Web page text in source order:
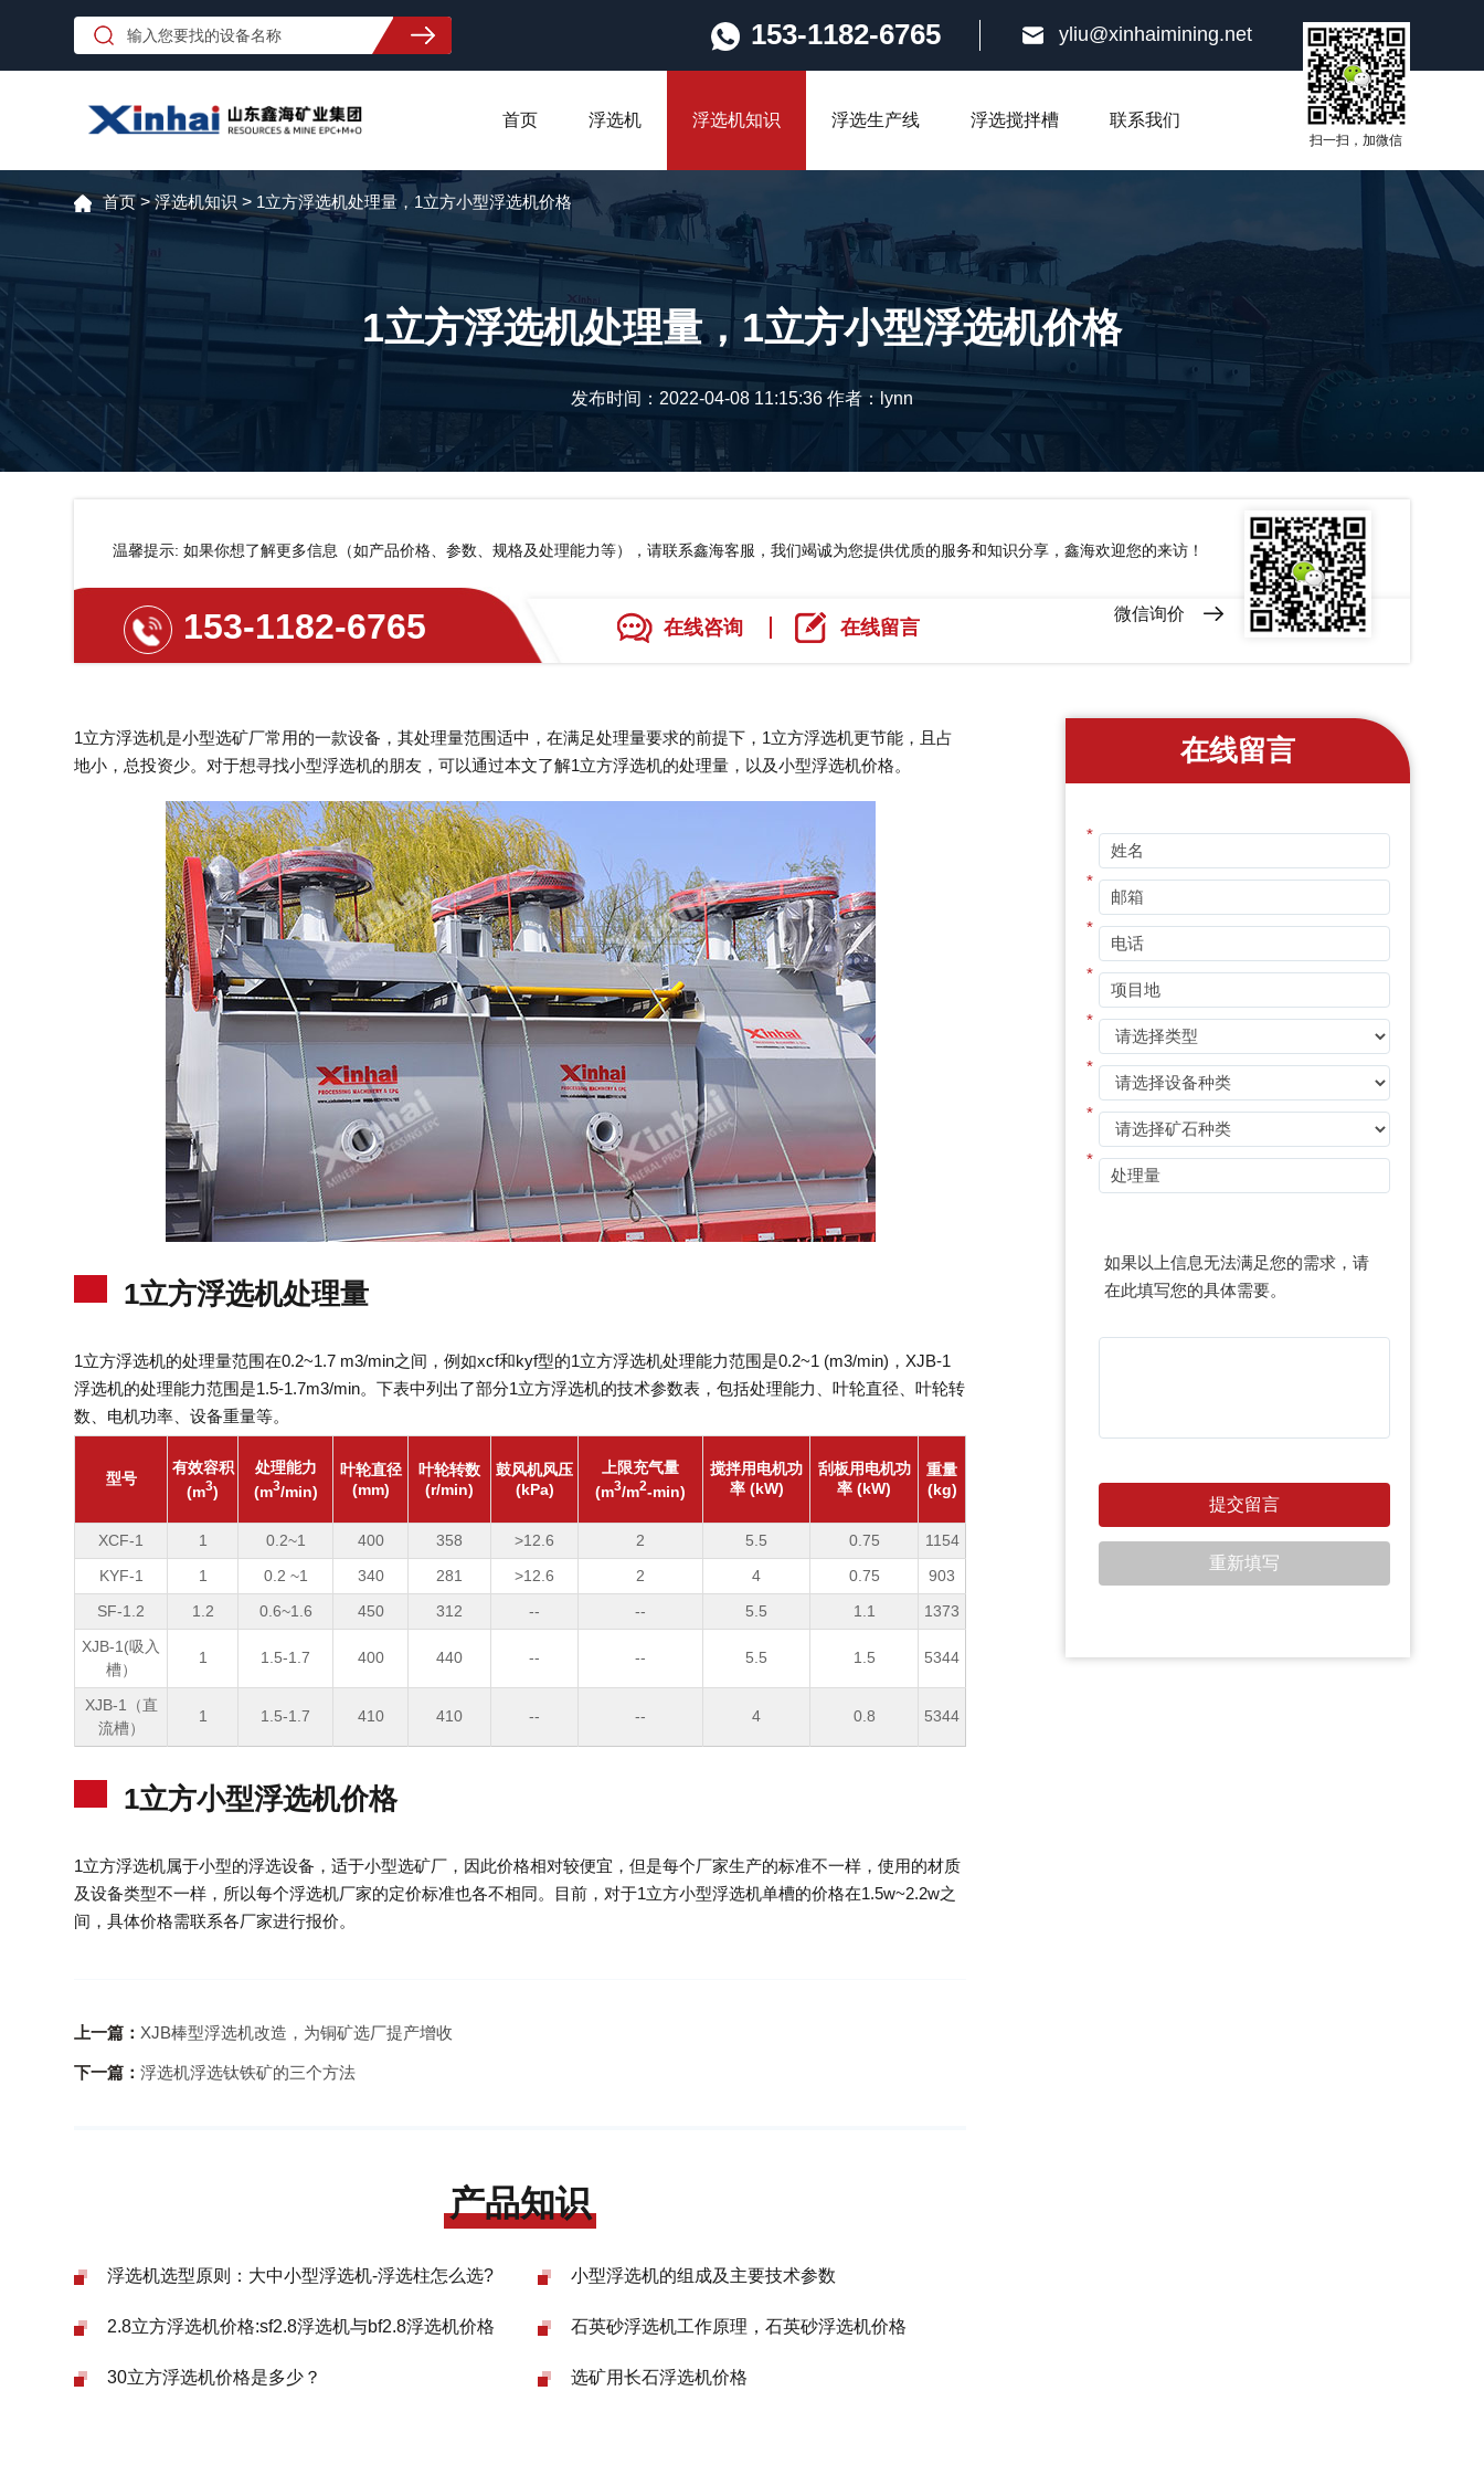
153-1182-6765 yliu@xinhaimining.net
扫一扫，加微信
首页 浮选机 浮选机知识 浮选生产线 浮选搅拌槽 联系我们
首页>浮选机知识 > 1立方浮选机处理量，1立方小型浮选机价格
1立方浮选机处理量，1立方小型浮选机价格
发布时间：2022-04-08 11:15:36 作者：lynn
温馨提示: 如果你想了解更多信息（如产品价格、参数、规格及处理能力等），请联系鑫海客服，我们竭诚为您提供优质的服务和知识分享，鑫海欢迎您的来访！
153-1182-6765 在线咨询 在线留言
微信询价
1立方浮选机是小型选矿厂常用的一款设备，其处理量范围适中，在满足处理量要求的前提下，1立方浮选机更节能，且占
地小，总投资少。对于想寻找小型浮选机的朋友，可以通过本文了解1立方浮选机的处理量，以及小型浮选机价格。
1立方浮选机处理量
1立方浮选机的处理量范围在0.2~1.7 m3/min之间，例如xcf和kyf型的1立方浮选机处理能力范围是0.2~1 (m3/min)，XJB-1
浮选机的处理能力范围是1.5-1.7m3/min。下表中列出了部分1立方浮选机的技术参数表，包括处理能力、叶轮直径、叶轮转
数、电机功率、设备重量等。
型号
有效容积
(m3)
处理能力
(m3/min)
叶轮直径
(mm)
叶轮转数
(r/min)
鼓风机风压
(kPa)
上限充气量
(m3/m2-min)
搅拌用电机功
率 (kW)
刮板用电机功
率 (kW)
重量
(kg)
XCF-1 1 0.2~1 400 358 >12.6 2 5.5 0.75
1154
KYF-1
1 0.2 ~1 340 281 >12.6 2 4 0.75
903
SF-1.2
1.2 0.6~1.6 450 312 -- -- 5.5 1.1
1373
XJB-1(吸入
槽）
1 1.5-1.7 400 440 -- -- 5.5 1.5 5344
XJB-1（直
流槽）
1 1.5-1.7 410 410 -- -- 4 0.8 5344
1立方小型浮选机价格
1立方浮选机属于小型的浮选设备，适于小型选矿厂，因此价格相对较便宜，但是每个厂家生产的标准不一样，使用的材质
及设备类型不一样，所以每个浮选机厂家的定价标准也各不相同。目前，对于1立方小型浮选机单槽的价格在1.5w~2.2w之
间，具体价格需联系各厂家进行报价。
上一篇： XJB棒型浮选机改造，为铜矿选厂提产增收
下一篇：浮选机浮选钛铁矿的三个方法
产品知识
浮选机选型原则：大中小型浮选机-浮选柱怎么选? 小型浮选机的组成及主要技术参数
2.8立方浮选机价格:sf2.8浮选机与bf2.8浮选机价格 石英砂浮选机工作原理，石英砂浮选机价格
30立方浮选机价格是多少？ 选矿用长石浮选机价格
在线留言
*
*
*
*
*
*
*
*
如果以上信息无法满足您的需求，请
在此填写您的具体需要。